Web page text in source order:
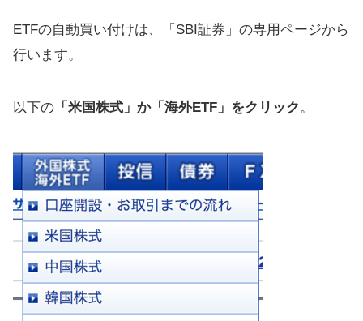
普通の人でも過去30年間でETFを買
って資産が12倍に
ETFまとめ
も手数料負けする
ETFの自動買い付けは、「SBI証券」の専用ページから
行います。
以下の 「米国株式」か「海外ETF」をクリック 。